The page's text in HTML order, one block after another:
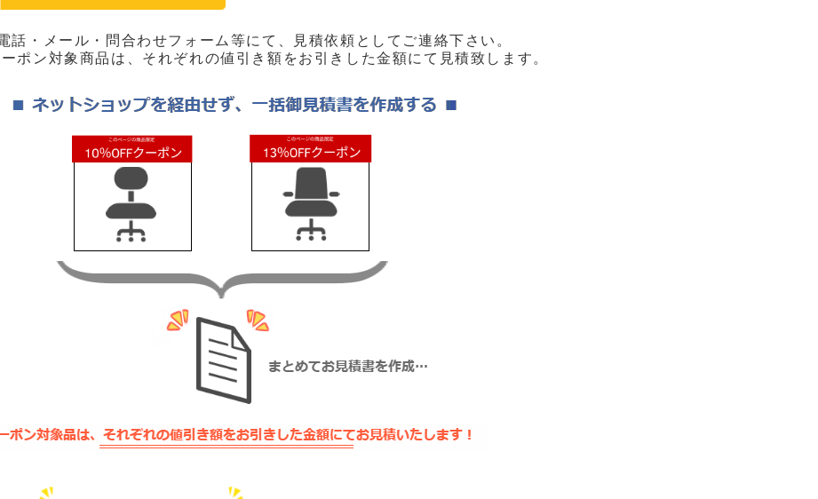
・メール・問合わせフォーム等にて、見積依頼としてご連絡下さい。
ン対象商品は、それぞれの値引き額をお引きした金額にて見積致します。